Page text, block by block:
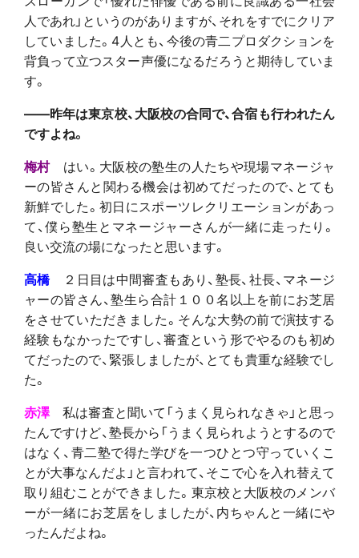
人であれ」というのがありますが、それをすでにクリア
していました。4人とも、今後の青二プロダクションを
背負って立つスター声優になるだろうと期待していま
す。
――昨年は東京校、大阪校の合同で、合宿も行われたん
ですよね。
梅村はい。大阪校の塾生の人たちや現場マネージャ
ーの皆さんと関わる機会は初めてだったので、とても
新鮮でした。初日にスポーツレクリエーションがあっ
て、僕ら塾生とマネージャーさんが一緒に走ったり。
良い交流の場になったと思います。
高橋２日目は中間審査もあり、塾長、社長、マネージ
ャーの皆さん、塾生ら合計１００名以上を前にお芝居
をさせていただきました。そんな大勢の前で演技する
経験もなかったですし、審査という形でやるのも初め
てだったので、緊張しましたが、とても貴重な経験でし
た。
赤澤私は審査と聞いて「うまく見られなきゃ」と思っ
たんですけど、塾長から「うまく見られようとするので
はなく、青二塾で得た学びを一つひとつ守っていくこ
とが大事なんだよ」と言われて、そこで心を入れ替えて
取り組むことができました。東京校と大阪校のメンバ
ーが一緒にお芝居をしましたが、内ちゃんと一緒にや
ったんだよね。